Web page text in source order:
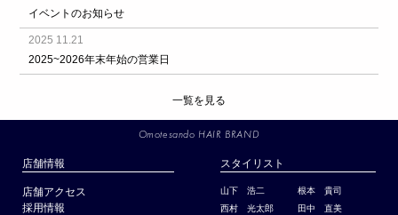
イベントのお知らせ
2025 11.21
2025~2026年末年始の営業日
一覧を見る
Omotesando HAIR BRAND
店舗情報
店舗アクセス
採用情報
スタイリスト
山下 浩二
根本 貴司
西村 光太郎
田中 直美